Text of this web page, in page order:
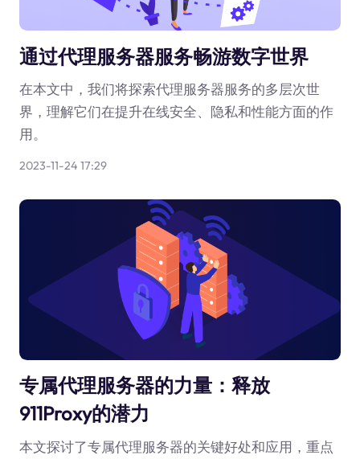
通过代理服务器服务畅游数字世界
在本文中，我们将探索代理服务器服务的多层次世
界，理解它们在提升在线安全、隐私和性能方面的作
用。
2023-11-24 17:29
专属代理服务器的力量：释放
911Proxy的潜力
本文探讨了专属代理服务器的关键好处和应用，重点